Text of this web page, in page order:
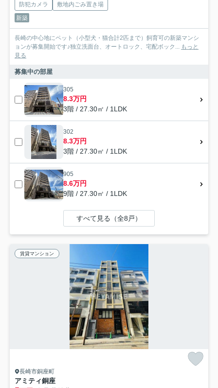
防犯カメラ
敷地内ごみ置き場
新築
長崎の中心地にペット（小型犬・猫合計2匹まで）飼育可の新築マンシ
ョンが募集開始です♪独立洗面台、オートロック、宅配ボック... もっと
見る
募集中の部屋
305
8.3万円
3階 / 27.30㎡ / 1LDK
302
8.3万円
3階 / 27.30㎡ / 1LDK
905
8.6万円
9階 / 27.30㎡ / 1LDK
すべて見る（全8戸）
賃貸マンション
長崎市銅座町
アミティ銅座